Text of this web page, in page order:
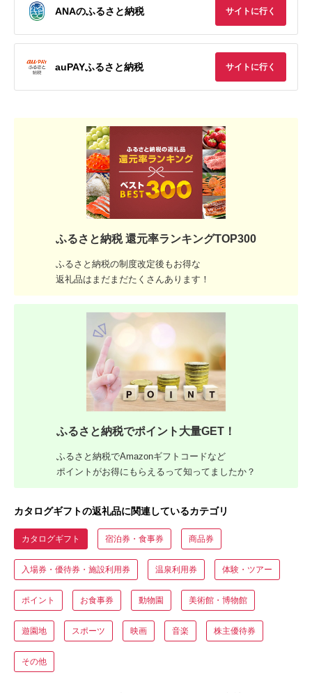
ANAのふるさと納税 サイトに行く
auPAYふるさと納税 サイトに行く
ふるさと納税 還元率ランキングTOP300
ふるさと納税の制度改定後もお得な
返礼品はまだまだたくさんあります！
ふるさと納税でポイント大量GET！
ふるさと納税でAmazonギフトコードなど
ポイントがお得にもらえるって知ってましたか？
カタログギフトの返礼品に関連しているカテゴリ
カタログギフト 宿泊券・食事券 商品券
入場券・優待券・施設利用券 温泉利用券 体験・ツアー
ポイント お食事券 動物園 美術館・博物館
遊園地 スポーツ 映画 音楽 株主優待券
その他